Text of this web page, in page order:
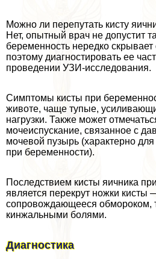
Можно ли перепутать кисту
Нет, опытный врач не допустит
беременность нередко скрывает
поэтому диагностировать ее
проведении УЗИ-исследования.
Симптомы кисты при
животе, чаще тупые,
нагрузки. Также может
мочеиспускание, связанное с
мочевой пузырь (хаpaктерно
при беременности).
Последствием кисты яичника
является перекрут ножки кисты
сопровождающееся обмороком,
кинжальными болями.
Диагностика